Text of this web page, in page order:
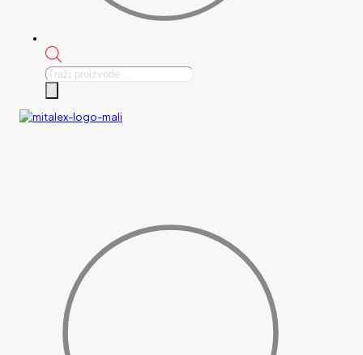
Products